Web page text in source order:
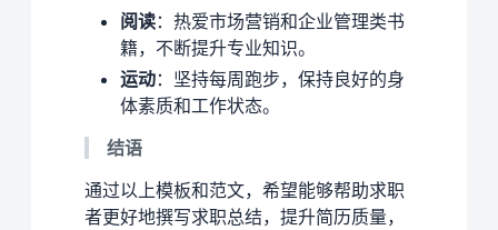
阅读：热爱市场营销和企业管理类书
籍，不断提升专业知识。
运动：坚持每周跑步，保持良好的身
体素质和工作状态。
结语
通过以上模板和范文，希望能够帮助求职
者更好地撰写求职总结，提升简历质量，